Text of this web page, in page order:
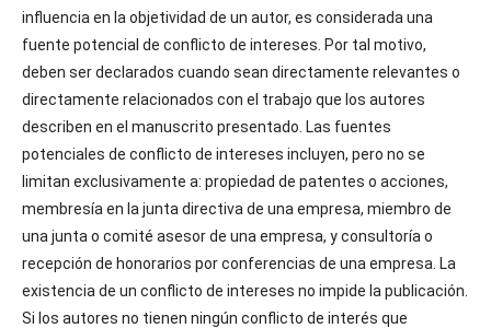
influencia en la objetividad de un autor, es considerada una
fuente potencial de conflicto de intereses. Por tal motivo,
deben ser declarados cuando sean directamente relevantes o
directamente relacionados con el trabajo que los autores
describen en el manuscrito presentado. Las fuentes
potenciales de conflicto de intereses incluyen, pero no se
limitan exclusivamente a: propiedad de patentes o acciones,
membresía en la junta directiva de una empresa, miembro de
una junta o comité asesor de una empresa, y consultoría o
recepción de honorarios por conferencias de una empresa. La
existencia de un conflicto de intereses no impide la publicación.
Si los autores no tienen ningún conflicto de interés que